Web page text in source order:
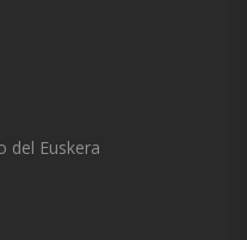
del Euskera